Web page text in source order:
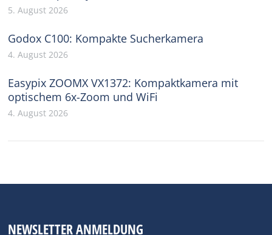
5. August 2026
Godox C100: Kompakte Sucherkamera
4. August 2026
Easypix ZOOMX VX1372: Kompaktkamera mit
optischem 6x-Zoom und WiFi
4. August 2026
NEWSLETTER ANMELDUNG